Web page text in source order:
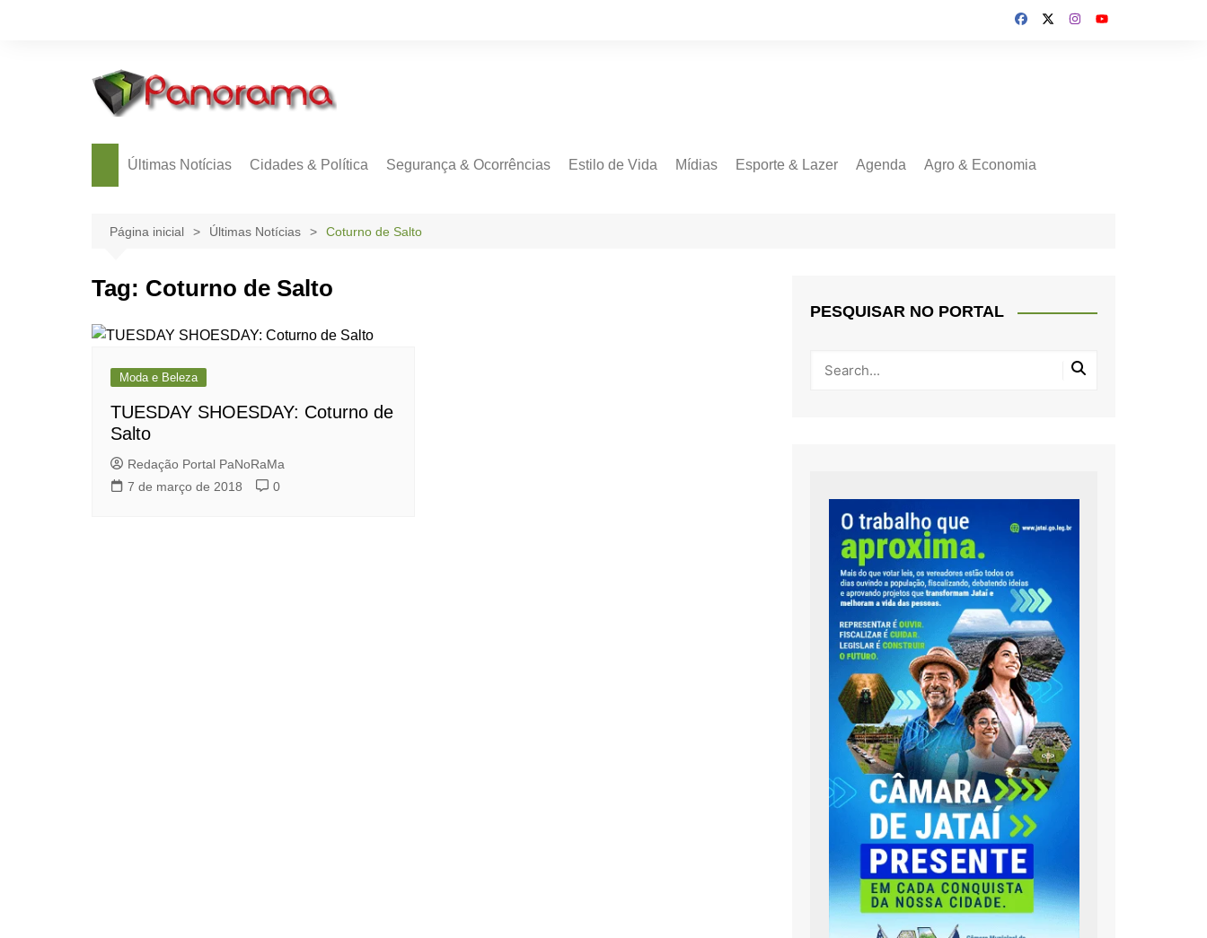
Últimas Notícias Cidades & Política Segurança & Ocorrências Estilo de Vida Mídias Esporte & Lazer Agenda Agro & Economia
Página inicial Últimas Notícias Coturno de Salto
Tag: Coturno de Salto
Moda e Beleza
TUESDAY SHOESDAY: Coturno de
Salto
Redação Portal PaNoRaMa
7 de março de 2018
0
PESQUISAR NO PORTAL